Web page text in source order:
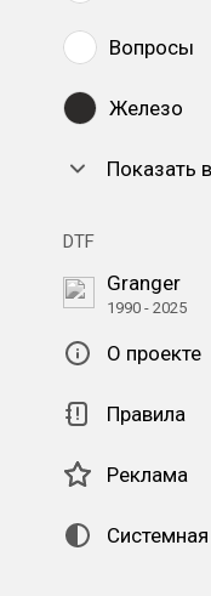
Вопросы
Железо
Показать
DTF
Granger
1990 - 2025
О проекте
Правила
Реклама